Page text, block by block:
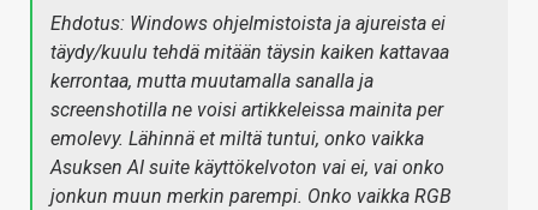
Ehdotus: Windows ohjelmistoista ja ajureista ei
täydy/kuulu tehdä mitään täysin kaiken kattavaa
kerrontaa, mutta muutamalla sanalla ja
screenshotilla ne voisi artikkeleissa mainita per
emolevy. Lähinnä et miltä tuntui, onko vaikka
Asuksen AI suite käyttökelvoton vai ei, vai onko
jonkun muun merkin parempi. Onko vaikka RGB